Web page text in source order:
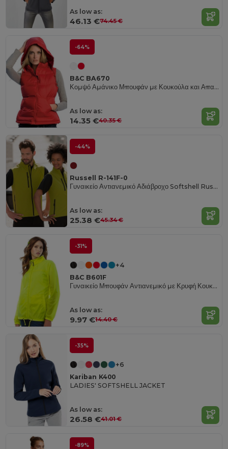
As low as:
46.13 €74.45 €
-64%
B&C BA670
Κομψό Αμάνικο Μπουφάν με Κουκούλα και Απαλή Αίσθηση Φτερού
As low as:
14.35 €40.35 €
-44%
Russell R-141F-0
Γυναικείο Αντιανεμικό Αδιάβροχο Softshell Russell Gilet
As low as:
25.38 €45.34 €
-31%
+4
B&C B601F
Γυναικείο Μπουφάν Αντιανεμικό με Κρυφή Κουκούλα
As low as:
9.97 €14.40 €
-35%
+6
Kariban K400
LADIES' SOFTSHELL JACKET
As low as:
26.58 €41.01 €
-89%